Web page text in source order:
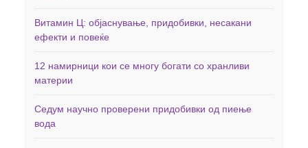
Витамин Ц: објаснување, придобивки, несакани
ефекти и повеќе
12 намирници кои се многу богати со хранливи
материи
Седум научно проверени придобивки од пиење
вода